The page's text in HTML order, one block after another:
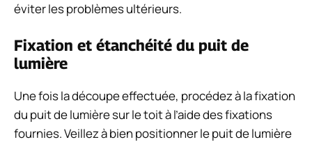
éviter les problèmes ultérieurs.
Fixation et étanchéité du puit de
lumière
Une fois la découpe effectuée, procédez à la fixation
du puit de lumière sur le toit à l’aide des fixations
fournies. Veillez à bien positionner le puit de lumière